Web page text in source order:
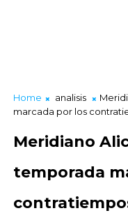
Home analisis
marcada por los
Meridiano
temporada